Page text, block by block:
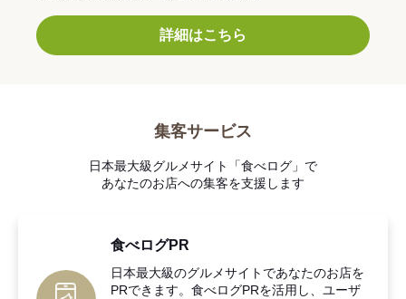
詳細はこちら
集客サービス
日本最大級グルメサイト「食べログ」で
あなたのお店への集客を支援します
食べログPR
日本最大級のグルメサイトであなたのお店を
PRできます。食べログPRを活用し、ユーザ